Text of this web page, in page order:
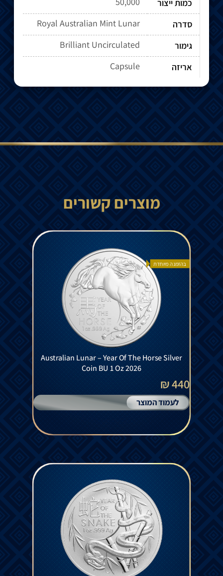
כמות ייצור
סדרה
Royal Australian Mint Lunar
גימור
Brilliant Uncirculated
אריזה
Capsule
מוצרים קשורים
בהזמנה מיוחדת
Australian Lunar – Year Of The Horse Silver
Coin BU 1 Oz 2026
440 ₪
לעמוד המוצר